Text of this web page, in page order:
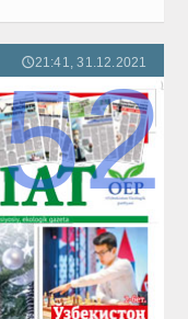
🕔21:41, 31.12.2021
52